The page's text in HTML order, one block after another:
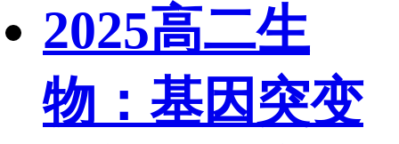
2025高二生
物：基因突变